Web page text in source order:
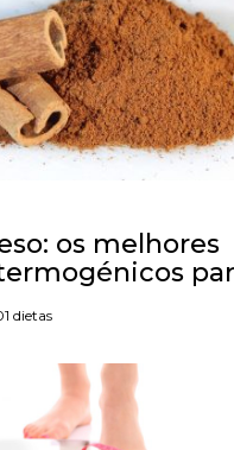
os melhores
dietas